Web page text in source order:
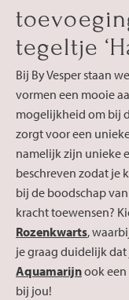
tegeltje
Bij By Vesper staan
vormen een mooie
mogelijkheid om bij
zorgt voor een
namelijk zijn unieke
beschreven zodat je
bij de boodschap
kracht toewensen?
Rozenkwarts,
je graag duidelijk
Aquamarijnook
bij jou!